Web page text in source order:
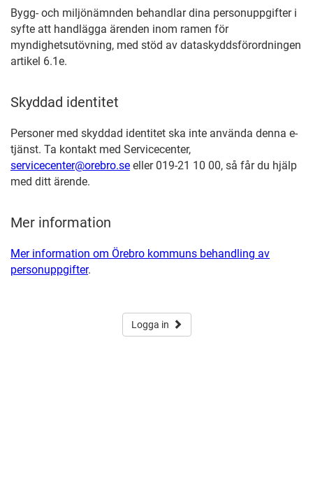
Bygg- och miljönämnden behandlar dina personuppgifter i
syfte att handlägga ärenden inom ramen för
myndighetsutövning, med stöd av dataskyddsförordningen
artikel 6.1e.
Skyddad identitet
Personer med skyddad identitet ska inte använda denna e-
tjänst. Ta kontakt med Servicecenter,
servicecenter@orebro.se eller 019-21 10 00, så får du hjälp
med ditt ärende.
Mer information
Mer information om Örebro kommuns behandling av
personuppgifter.
Logga in